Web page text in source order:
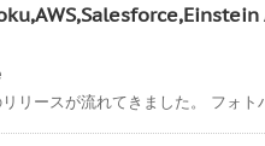
リースが流れてきました。 フォト